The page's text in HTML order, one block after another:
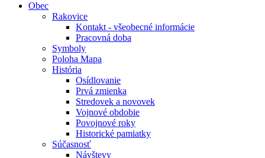
Obec
Rakovice
Kontakt - všeobecné informácie
Pracovná doba
Symboly
Poloha Mapa
História
Osídlovanie
Prvá zmienka
Stredovek a novovek
Vojnové obdobie
Povojnové roky
Historické pamiatky
Súčasnosť
Návštevy